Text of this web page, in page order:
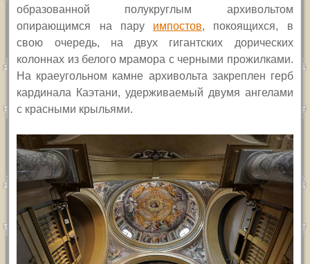
образованной полукруглым архивольтом
опирающимся на пару импостов, покоящихся, в
свою очередь, на двух гигантских дорических
колоннах из белого мрамора с черными прожилками.
На краеугольном камне архивольта закреплен герб
кардинала Каэтани, удерживаемый двумя ангелами
с красными крыльями.